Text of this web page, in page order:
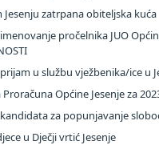
Jesenju zatrpana obiteljska kuća
imenovanje pročelnika JUO
prijam u službu vježbenika/ice
Općine Jesenje za
za popunjavanje
u Dječji vrtić Jesenje